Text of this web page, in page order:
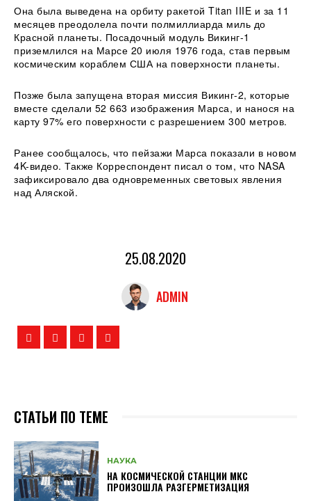
Она была выведена на орбиту ракетой Titan IIIE и за 11
месяцев преодолела почти полмиллиарда миль до
Красной планеты. Посадочный модуль Викинг-1
приземлился на Марсе 20 июля 1976 года, став первым
космическим кораблем США на поверхности планеты.
Позже была запущена вторая миссия Викинг-2, которые
вместе сделали 52 663 изображения Марса, и нанося на
карту 97% его поверхности с разрешением 300 метров.
Ранее сообщалось, что пейзажи Марса показали в новом
4K-видео. Также Корреспондент писал о том, что NASA
зафиксировало два одновременных световых явления
над Аляской.
25.08.2020
ADMIN
СТАТЬИ ПО ТЕМЕ
НАУКА
НА КОСМИЧЕСКОЙ СТАНЦИИ МКС
ПРОИЗОШЛА РАЗГЕРМЕТИЗАЦИЯ